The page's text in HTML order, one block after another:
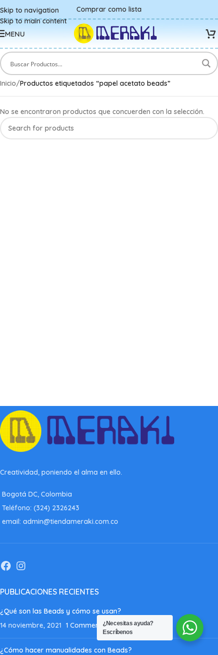
Skip to navigation
Skip to main content
Comprar como lista
MENU
Inicio/Productos etiquetados “papel acetato beads”
No se encontraron productos que concuerden con la selección.
Creatividad, poniendo el alma en ello.
Bogotá DC, Colombia
Teléfono: (324) 2326243
email: admin@tiendameraki.com.co
PUBLICACIONES RECIENTES
¿Qué son las Beads y cómo se usan?
14 noviembre, 2021 1 Comment
¿Cómo hacer manualidades con Beads?
¿Necesitas ayuda?
Escríbenos